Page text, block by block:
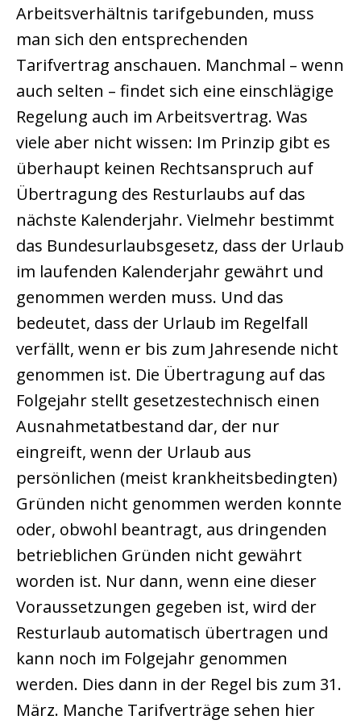
Arbeitsverhältnis tarifgebunden, muss
man sich den entsprechenden
Tarifvertrag anschauen. Manchmal – wenn
auch selten – findet sich eine einschlägige
Regelung auch im Arbeitsvertrag. Was
viele aber nicht wissen: Im Prinzip gibt es
überhaupt keinen Rechtsanspruch auf
Übertragung des Resturlaubs auf das
nächste Kalenderjahr. Vielmehr bestimmt
das Bundesurlaubsgesetz, dass der Urlaub
im laufenden Kalenderjahr gewährt und
genommen werden muss. Und das
bedeutet, dass der Urlaub im Regelfall
verfällt, wenn er bis zum Jahresende nicht
genommen ist. Die Übertragung auf das
Folgejahr stellt gesetzestechnisch einen
Ausnahmetatbestand dar, der nur
eingreift, wenn der Urlaub aus
persönlichen (meist krankheitsbedingten)
Gründen nicht genommen werden konnte
oder, obwohl beantragt, aus dringenden
betrieblichen Gründen nicht gewährt
worden ist. Nur dann, wenn eine dieser
Voraussetzungen gegeben ist, wird der
Resturlaub automatisch übertragen und
kann noch im Folgejahr genommen
werden. Dies dann in der Regel bis zum 31.
März. Manche Tarifverträge sehen hier